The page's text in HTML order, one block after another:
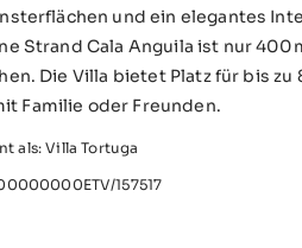
und ein elegantes
Strand Cala Anguila ist nur 400
Die Villa bietet Platz für bis zu
Familie oder Freunden.
als: Villa Tortuga
157517